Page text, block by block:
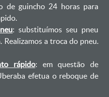
de guincho 24 horas para
: substituímos seu pneu
a troca do pneu.
rápido: em questão de
efetua o reboque de